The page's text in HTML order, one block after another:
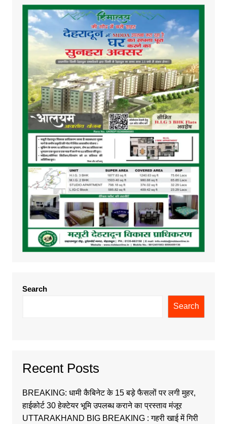
Search
Search
Recent Posts
BREAKING: धामी कैबिनेट के 15 बड़े फैसलों पर लगी मुहर,
हाईकोर्ट 30 हेक्टेयर भूमि उपलब्ध कराने का प्रस्ताव मंजूर
UTTARAKHAND BIG BREAKING : गहरी खाई में गिरी